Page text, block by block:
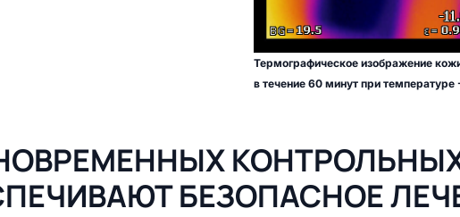
Термографическое изображение
в течение 60 минут при температуре
БЕЗОПАСНОЕ